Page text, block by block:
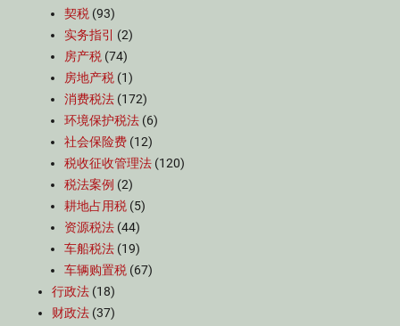
契税 (93)
实务指引
(2)
房产税 (74)
房地产税 (1)
消费税法 (172)
环境保护税法 (6)
社会保险费 (12)
税收征收管理法 (120)
税法案例 (2)
耕地占用税 (5)
资源税法 (44)
车船税法 (19)
车辆购置税 (67)
行政法 (18)
财政法 (37)